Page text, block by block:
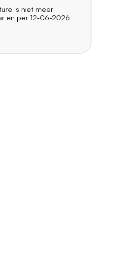
is niet meer
en per 12-06-2026